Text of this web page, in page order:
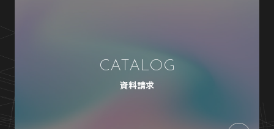
CATALOG
資料請求